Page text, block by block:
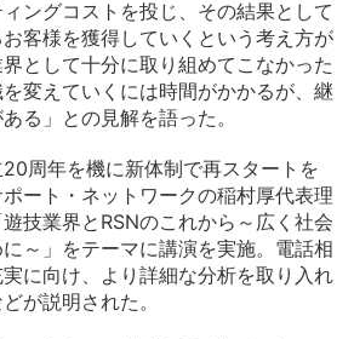
ングコストを投じ、その結果として
客様を獲得していくという考え方が
として十分に取り組めてこなかった
変えていくには時間がかかるが、継
る」との見解を語った。
周年を機に新体制で再スタートを
ート・ネットワークの稲村厚代表理
技業界とRSNのこれから～広く社会
～」をテーマに講演を実施。電話相
に向け、より詳細な分析を取り入れ
が説明された。